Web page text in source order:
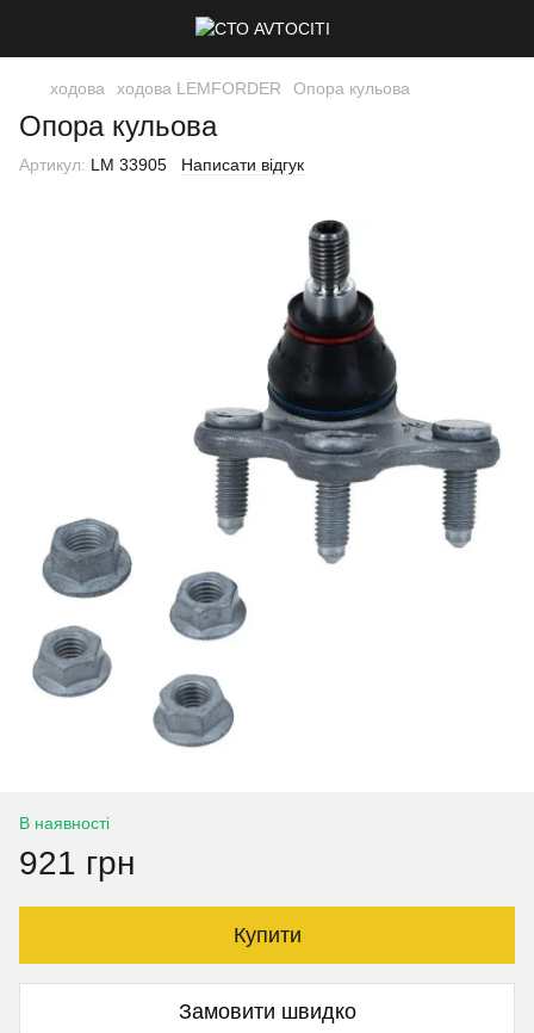
ходова ходова LEMFORDER Опора кульова
Опора кульова
Артикул: LM 33905 Написати відгук
В наявності
921 грн
Купити
Замовити швидко